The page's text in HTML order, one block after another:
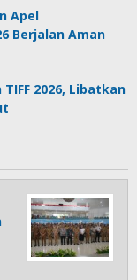
Apel
Berjalan Aman
2026, Libatkan